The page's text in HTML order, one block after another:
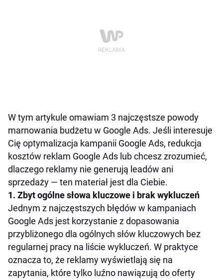
W tym artykule omawiam 3 najczęstsze powody
marnowania budżetu w Google Ads. Jeśli interesuje
Cię optymalizacja kampanii Google Ads, redukcja
kosztów reklam Google Ads lub chcesz zrozumieć,
dlaczego reklamy nie generują leadów ani
sprzedaży — ten materiał jest dla Ciebie.
1. Zbyt ogólne słowa kluczowe i brak wykluczeń
Jednym z najczęstszych błędów w kampaniach
Google Ads jest korzystanie z dopasowania
przybliżonego dla ogólnych słów kluczowych bez
regularnej pracy na liście wykluczeń. W praktyce
oznacza to, że reklamy wyświetlają się na
zapytania, które tylko luźno nawiązują do oferty